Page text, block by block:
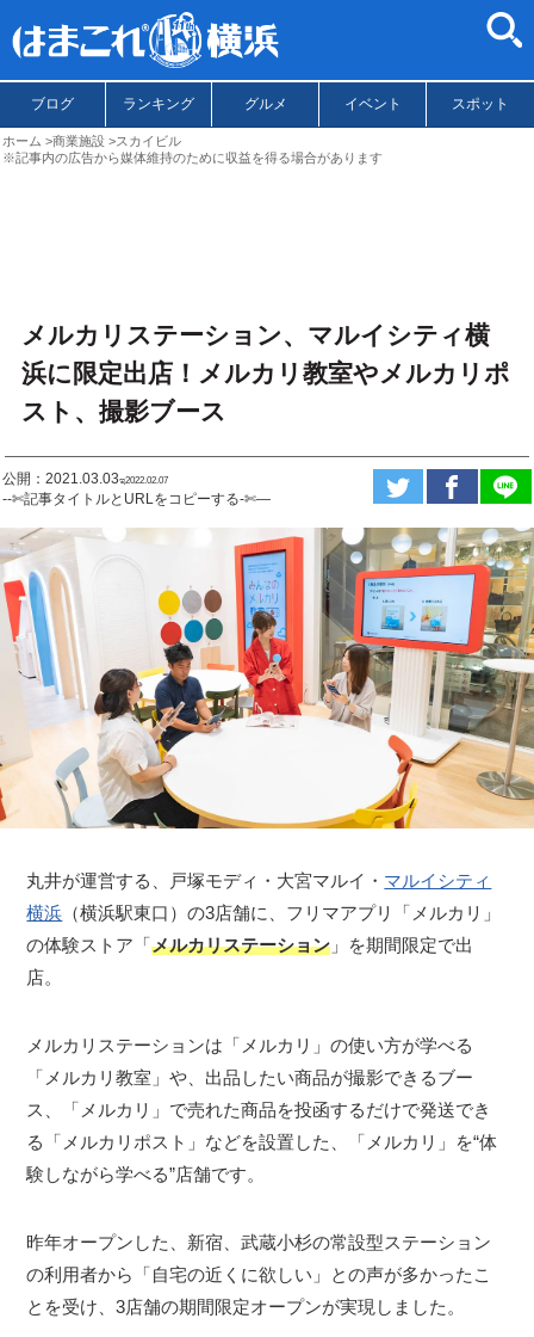
ブログ ランキング グルメ イベント スポット
ホーム 商業施設
スカイビル
※記事内の広告から媒体維持のために収益を得る場合があります
メルカリステーション、マルイシティ横
浜に限定出店！メルカリ教室やメルカリポ
スト、撮影ブース
公開：2021.03.03ಇ2022.02.07
--✄記事タイトルとURLをコピーする-✄—
丸井が運営する、戸塚モディ・大宮マルイ・ マルイシティ
横浜 （横浜駅東口）の3店舗に、フリマアプリ「メルカリ」
の体験ストア「メルカリステーション 」を期間限定で出
店。
メルカリステーションは「メルカリ」の使い方が学べる
「メルカリ教室」や、出品したい商品が撮影できるブー
ス、「メルカリ」で売れた商品を投函するだけで発送でき
る「メルカリポスト」などを設置した、「メルカリ」を“体
験しながら学べる”店舗です。
昨年オープンした、新宿、武蔵小杉の常設型ステーション
の利用者から「自宅の近くに欲しい」との声が多かったこ
とを受け、3店舗の期間限定オープンが実現しました。